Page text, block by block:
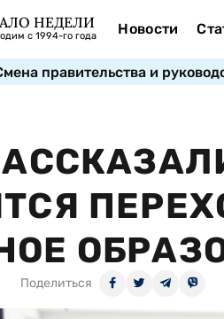
НЕДЕЛИ
с 1994-го года Новости
правительства и
Поделиться